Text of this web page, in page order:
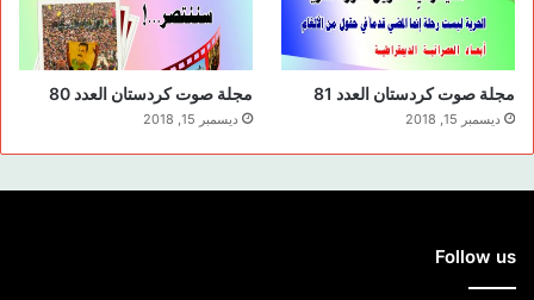
مجلة صوت كردستان العدد 81
ديسمبر 15, 2018
مجلة صوت كردستان العدد 80
ديسمبر 15, 2018
Follow us